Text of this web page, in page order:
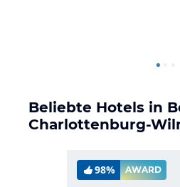
Beliebte Hotels in
Charlottenburg-
98% AWARD